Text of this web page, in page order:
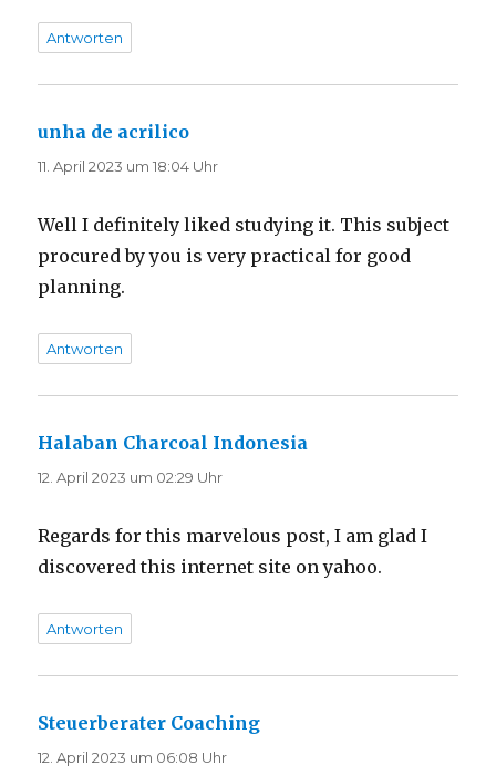
Antworten
unha de acrilico
11. April 2023 um 18:04 Uhr
Well I definitely liked studying it. This subject
procured by you is very practical for good
planning.
Antworten
Halaban Charcoal Indonesia
12. April 2023 um 02:29 Uhr
Regards for this marvelous post, I am glad I
discovered this internet site on yahoo.
Antworten
Steuerberater Coaching
12. April 2023 um 06:08 Uhr